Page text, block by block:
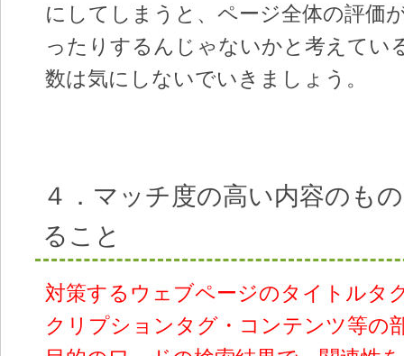
にしてしまうと、ページ全体の評価
ったりするんじゃないかと考えてい
数は気にしないでいきましょう。
４．マッチ度の高い内容のも
ること
対策するウェブページのタイトルタ
クリプションタグ・コンテンツ等の